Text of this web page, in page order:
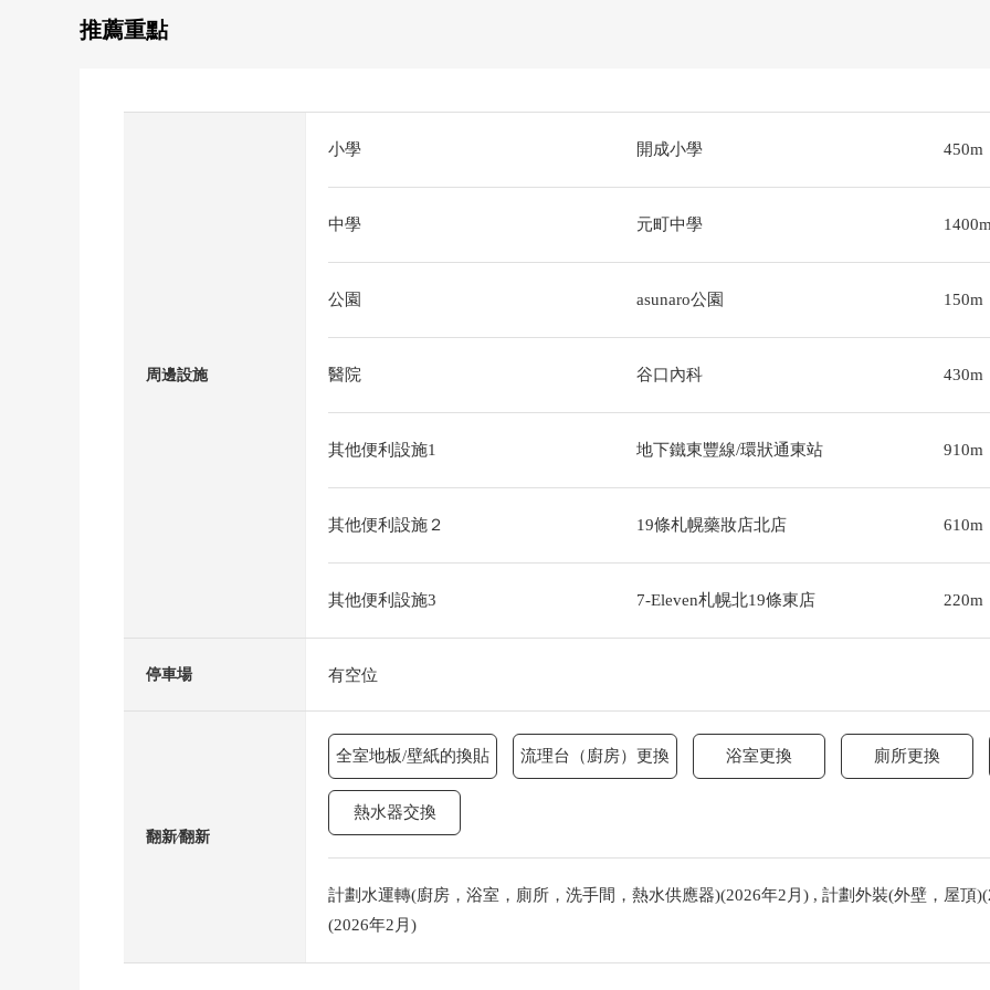
推薦重點
周邊設施
小學 開成小學 450m
中學 元町中學
公園 asunaro公園 150m
醫院 谷口內科 430m
其他便利設施1 地下鐵東豐線/環狀通東站 910m
其他便利設施２ 19條札幌藥妝店北店 610m
其他便利設施3 7-Eleven札幌北19條東店 220m
停車場 有空位
翻新⁄翻新
全室地板/壁紙的換貼 流理台（廚房）更換 浴室更換 廁所更換
熱水器交換
計劃水運轉(廚房，浴室，廁所，洗手間，熱水供應器)(2026年2月) , 計劃外裝(外壁，屋頂
(2026年2月)